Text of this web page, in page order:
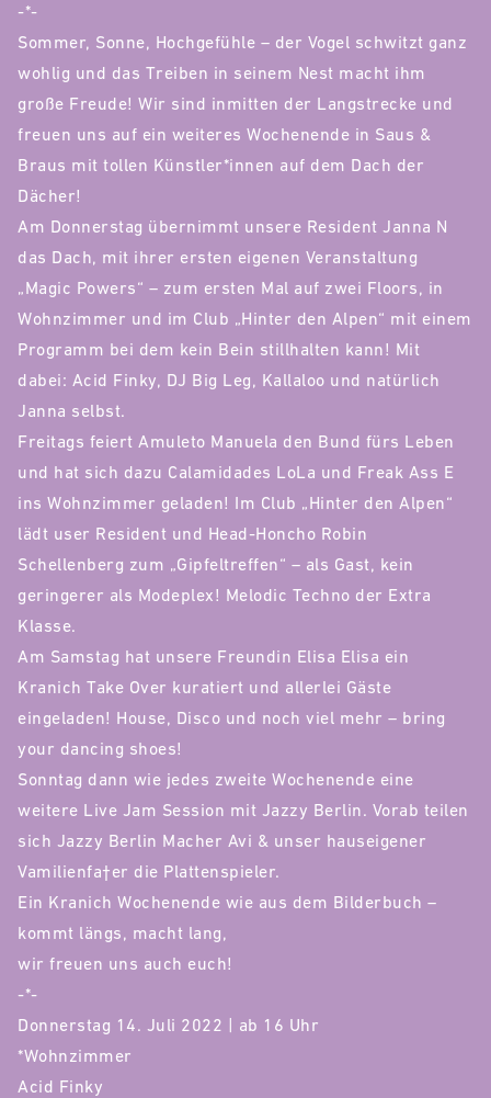
-*-
Sommer, Sonne, Hochgefühle – der Vogel schwitzt ganz
wohlig und das Treiben in seinem Nest macht ihm
große Freude! Wir sind inmitten der Langstrecke und
freuen uns auf ein weiteres Wochenende in Saus &
Braus mit tollen Künstler*innen auf dem Dach der
Dächer!
Am Donnerstag übernimmt unsere Resident Janna N
das Dach, mit ihrer ersten eigenen Veranstaltung
„Magic Powers“ – zum ersten Mal auf zwei Floors, in
Wohnzimmer und im Club „Hinter den Alpen“ mit einem
Programm bei dem kein Bein stillhalten kann! Mit
dabei: Acid Finky, DJ Big Leg, Kallaloo und natürlich
Janna selbst.
Freitags feiert Amuleto Manuela den Bund fürs Leben
und hat sich dazu Calamidades LoLa und Freak Ass E
ins Wohnzimmer geladen! Im Club „Hinter den Alpen“
lädt user Resident und Head-Honcho Robin
Schellenberg zum „Gipfeltreffen“ – als Gast, kein
geringerer als Modeplex! Melodic Techno der Extra
Klasse.
Am Samstag hat unsere Freundin Elisa Elisa ein
Kranich Take Over kuratiert und allerlei Gäste
eingeladen! House, Disco und noch viel mehr – bring
your dancing shoes!
Sonntag dann wie jedes zweite Wochenende eine
weitere Live Jam Session mit Jazzy Berlin. Vorab teilen
sich Jazzy Berlin Macher Avi & unser hauseigener
Vamilienfa†er die Plattenspieler.
Ein Kranich Wochenende wie aus dem Bilderbuch –
kommt längs, macht lang,
wir freuen uns auch euch!
-*-
Donnerstag 14. Juli 2022 | ab 16 Uhr
*Wohnzimmer
Acid Finky